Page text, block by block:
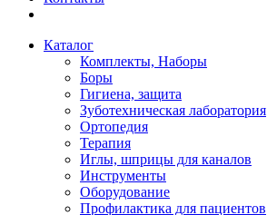
Каталог
Комплекты, Наборы
Боры
Гигиена, защита
Зуботехническая лаборатория
Ортопедия
Терапия
Иглы, шприцы для каналов
Инструменты
Оборудование
Профилактика для пациентов